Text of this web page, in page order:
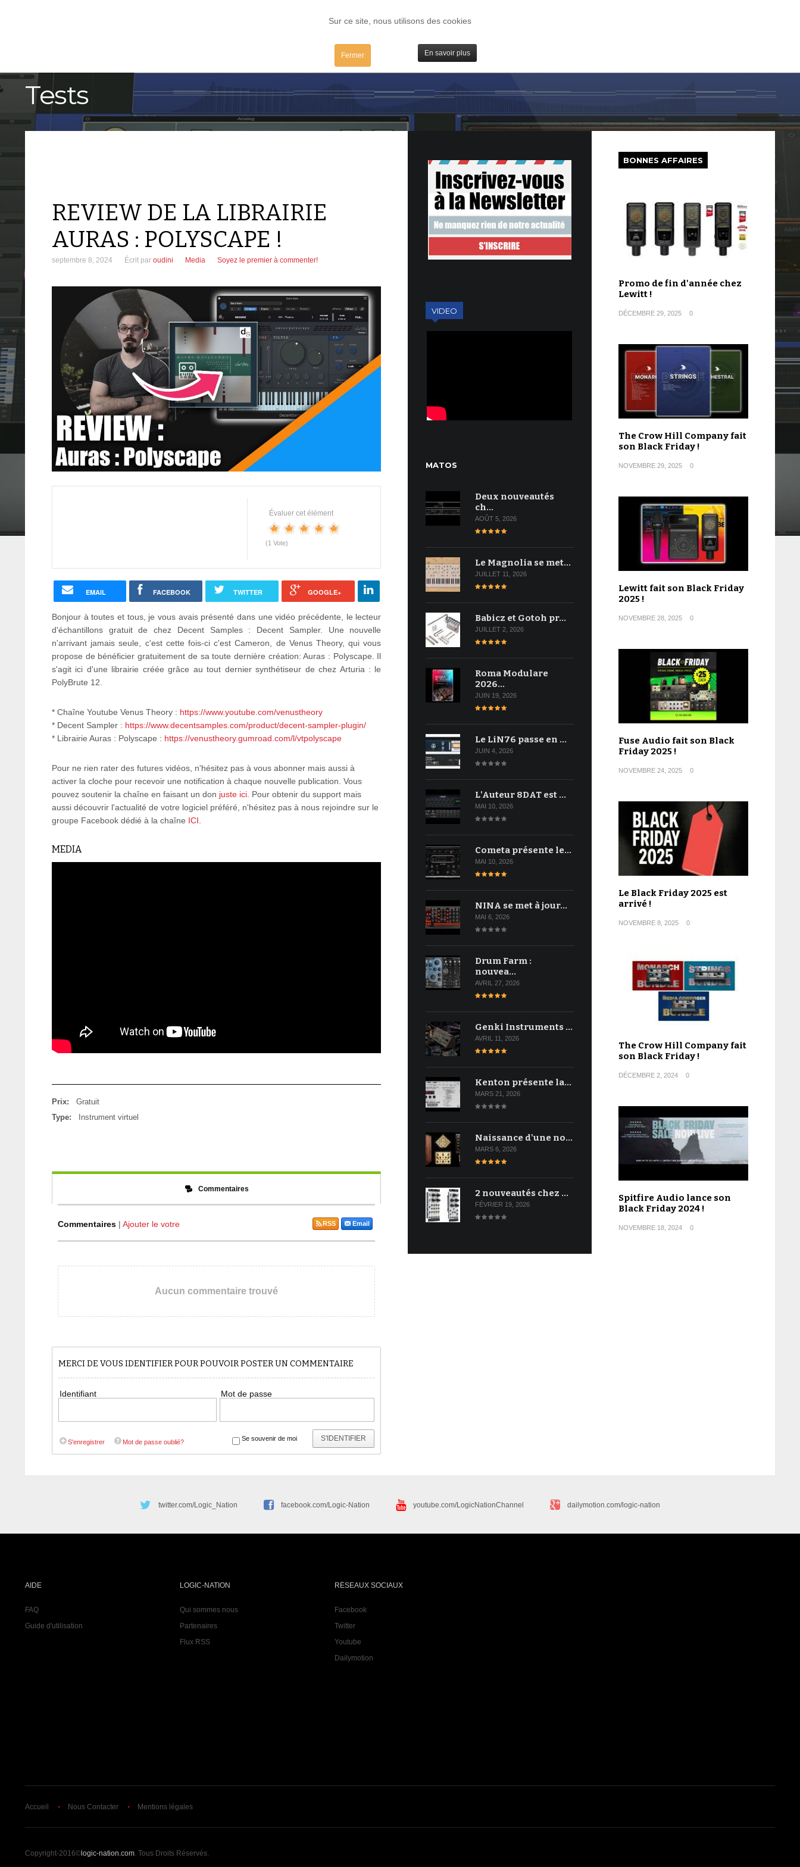
Sur ce site, nous utilisons des cookies
Fermer En savoir plus
TESTS IBIDULES / MAC PLUGS / IV
Tests
REVIEW DE LA LIBRAIRIE
AURAS : POLYSCAPE !
septembre 8, 2024 Écrit par oudini Media Soyez le premier à commenter!
Évaluer cet élément
(1 Vote)
EMAIL FACEBOOK TWITTER GOOGLE+
Bonjour à toutes et tous, je vous avais présenté dans une vidéo précédente, le lecteur
d'échantillons gratuit de chez Decent Samples : Decent Sampler. Une nouvelle
n'arrivant jamais seule, c'est cette fois-ci c'est Cameron, de Venus Theory, qui vous
propose de bénéficier gratuitement de sa toute dernière création: Auras : Polyscape. Il
s'agit ici d'une librairie créée grâce au tout dernier synthétiseur de chez Arturia : le
PolyBrute 12.
* Chaîne Youtube Venus Theory : https://www.youtube.com/venustheory
* Decent Sampler : https://www.decentsamples.com/product/decent-sampler-plugin/
* Librairie Auras : Polyscape : https://venustheory.gumroad.com/l/vtpolyscape
Pour ne rien rater des futures vidéos, n'hésitez pas à vous abonner mais aussi à
activer la cloche pour recevoir une notification à chaque nouvelle publication. Vous
pouvez soutenir la chaîne en faisant un don juste ici. Pour obtenir du support mais
aussi découvrir l'actualité de votre logiciel préféré, n'hésitez pas à nous rejoindre sur le
groupe Facebook dédié à la chaîne ICI.
MEDIA
Prix:
Gratuit
Type:
Instrument virtuel
Commentaires
Commentaires | Ajouter le votre Email
RSS
Aucun commentaire trouvé
MERCI DE VOUS IDENTIFIER POUR POUVOIR POSTER UN COMMENTAIRE
Identifiant Mot de passe
S'IDENTIFIER
Se souvenir de moi
S'enregistrer Mot de passe oublié?
VIDEO
MATOS
Deux nouveautés
ch…
AOÛT 5, 2026
Le Magnolia se met…
JUILLET 11, 2026
Babicz et Gotoh pr…
JUILLET 2, 2026
Roma Modulare
2026…
JUIN 19, 2026
Le LiN76 passe en …
JUIN 4, 2026
L'Auteur 8DAT est …
MAI 10, 2026
Cometa présente le…
MAI 10, 2026
NINA se met à jour…
MAI 6, 2026
Drum Farm :
nouvea…
AVRIL 27, 2026
Genki Instruments …
AVRIL 11, 2026
Kenton présente la…
MARS 21, 2026
Naissance d'une no…
MARS 6, 2026
2 nouveautés chez …
FÉVRIER 19, 2026
BONNES AFFAIRES
Promo de fin d'année chez
Lewitt !
DÉCEMBRE 29, 2025 0
The Crow Hill Company fait
son Black Friday !
NOVEMBRE 29, 2025 0
Lewitt fait son Black Friday
2025 !
NOVEMBRE 28, 2025 0
Fuse Audio fait son Black
Friday 2025 !
NOVEMBRE 24, 2025 0
Le Black Friday 2025 est
arrivé !
NOVEMBRE 8, 2025 0
The Crow Hill Company fait
son Black Friday !
DÉCEMBRE 2, 2024 0
Spitfire Audio lance son
Black Friday 2024 !
NOVEMBRE 18, 2024 0
twitter.com/Logic_Nation facebook.com/Logic-Nation youtube.com/LogicNationChannel dailymotion.com/logic-nation
AIDE
FAQ
Guide d'utilisation
LOGIC-NATION
Qui sommes nous
Partenaires
Flux RSS
RÉSEAUX SOCIAUX
Facebook
Twitter
Youtube
Dailymotion
Accueil Nous Contacter Mentions légales
Copyright-2016© logic-nation.com. Tous Droits Réservés.